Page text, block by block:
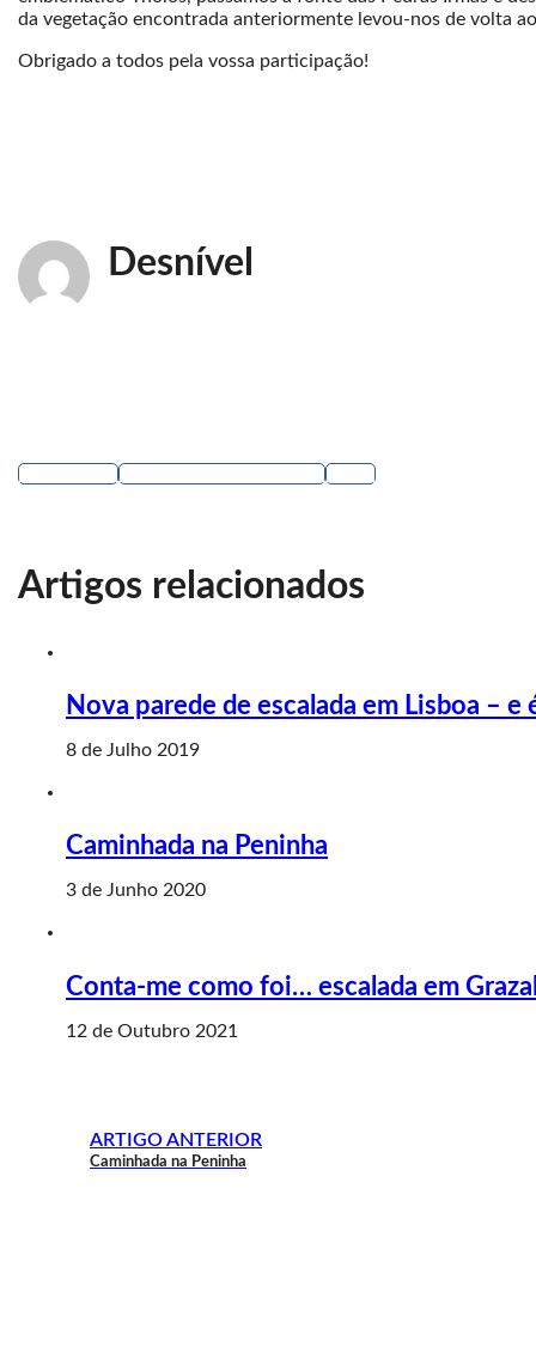
da vegetação encontrada anteriormente levou-nos de volta
Obrigado a todos pela vossa participação!
Desnível
CAminhadaCONTA-ME COMO FOIsintra
Artigos relacionados
Nova parede de escalada em Lisboa – e
8 de Julho 2019
Caminhada na Peninha
3 de Junho 2020
Conta-me como foi… escalada em
12 de Outubro 2021
ARTIGO ANTERIOR
Caminhada na Peninha